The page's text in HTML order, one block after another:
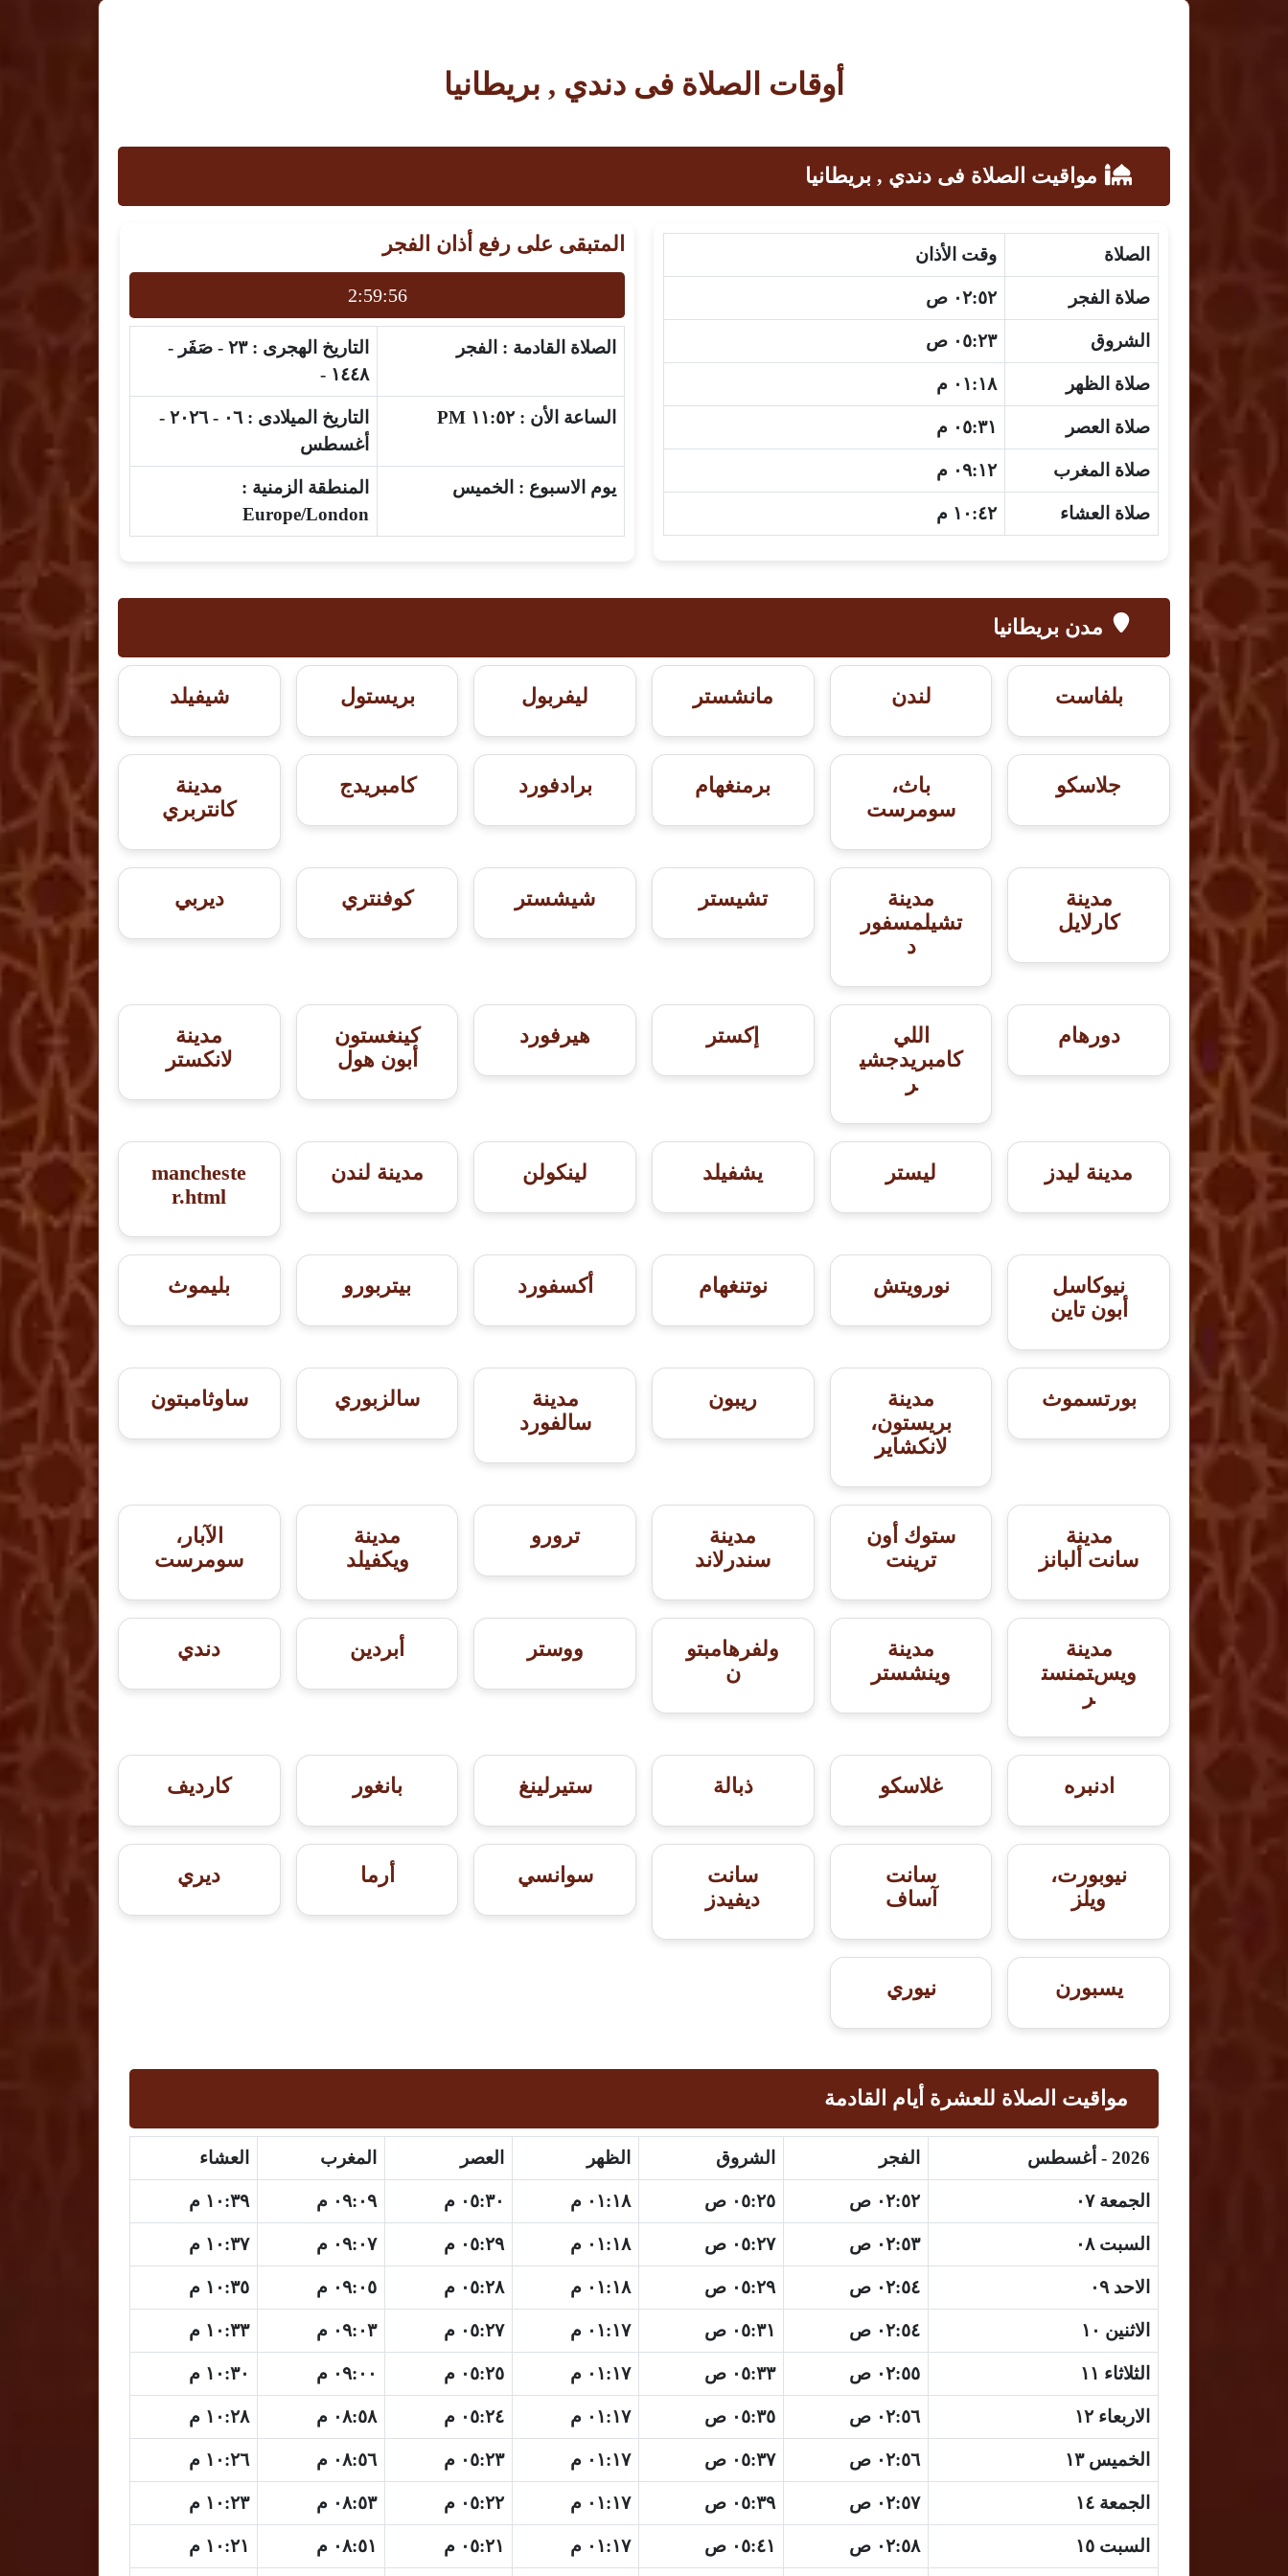
أوقات الصلاة فى دندي , بريطانيا
مواقيت الصلاة فى دندي , بريطانيا
الصلاة وقت الأذان
صلاة الفجر ٠٢:٥٢ ص
الشروق ٠٥:٢٣ ص
صلاة الظهر ٠١:١٨ م
صلاة العصر ٠٥:٣١ م
صلاة المغرب ٠٩:١٢ م
صلاة العشاء ١٠:٤٢ م
المتبقى على رفع أذان الفجر
2:59:55
الصلاة القادمة : الفجر التاريخ الهجرى :
٢٣ - صَفَر -
١٤٤٨ -
الساعة الأن : التاريخ الميلادى :
٠٦ - ٢٠٢٦ -
أغسطس
يوم الاسبوع : الخميس
المنطقة الزمنية :
Europe/London
مدن بريطانيا
بلفاست لندن مانشستر ليفربول بريستول شيفيلد
جلاسكو
باث،
سومرست
برمنغهام برادفورد كامبريدج
مدينة
كانتربري
مدينة
كارلايل
مدينة
تشيلمسفور
د
تشيستر شيشستر كوفنتري ديربي
دورهام
اللي
كامبريدجشي
ر
إكستر هيرفورد
كينغستون
أبون هول
مدينة
لانكستر
مدينة ليدز ليستر يشفيلد لينكولن مدينة لندن
mancheste
r.html
نيوكاسل
أبون تاين
نورويتش نوتنغهام أكسفورد بيتربورو بليموث
بورتسموث
مدينة
بريستون،
لانكشاير
ريبون
مدينة
سالفورد
سالزبوري ساوثامبتون
مدينة
سانت ألبانز
ستوك أون
ترينت
مدينة
سندرلاند
ترورو
مدينة
ويكفيلد
الآبار،
سومرست
مدينة
ويستمنست
ر
مدينة
وينشستر
ولفرهامبتو
ن
ووستر أبردين دندي
ادنبره غلاسكو ذبالة ستيرلينغ بانغور كارديف
نيوبورت،
ويلز
سانت
آساف
سانت
ديفيدز
سوانسي أرما ديري
يسبورن نيوري
مواقيت الصلاة للعشرة أيام القادمة
2026 - أغسطس الفجر الشروق الظهر العصر المغرب العشاء
الجمعة ٠٧ ٠٢:٥٢ ص ٠٥:٢٥ ص ٠١:١٨ م ٠٥:٣٠ م ٠٩:٠٩ م ١٠:٣٩ م
السبت ٠٨ ٠٢:٥٣ ص ٠٥:٢٧ ص ٠١:١٨ م ٠٥:٢٩ م ٠٩:٠٧ م ١٠:٣٧ م
الاحد ٠٩ ٠٢:٥٤ ص ٠٥:٢٩ ص ٠١:١٨ م ٠٥:٢٨ م ٠٩:٠٥ م ١٠:٣٥ م
الاثنين ١٠ ٠٢:٥٤ ص ٠٥:٣١ ص ٠١:١٧ م ٠٥:٢٧ م ٠٩:٠٣ م ١٠:٣٣ م
الثلاثاء ١١ ٠٢:٥٥ ص ٠٥:٣٣ ص ٠١:١٧ م ٠٥:٢٥ م ٠٩:٠٠ م ١٠:٣٠ م
الاربعاء ١٢ ٠٢:٥٦ ص ٠٥:٣٥ ص ٠١:١٧ م ٠٥:٢٤ م ٠٨:٥٨ م ١٠:٢٨ م
الخميس ١٣ ٠٢:٥٦ ص ٠٥:٣٧ ص ٠١:١٧ م ٠٥:٢٣ م ٠٨:٥٦ م ١٠:٢٦ م
الجمعة ١٤ ٠٢:٥٧ ص ٠٥:٣٩ ص ٠١:١٧ م ٠٥:٢٢ م ٠٨:٥٣ م ١٠:٢٣ م
السبت ١٥ ٠٢:٥٨ ص ٠٥:٤١ ص ٠١:١٧ م ٠٥:٢١ م ٠٨:٥١ م ١٠:٢١ م